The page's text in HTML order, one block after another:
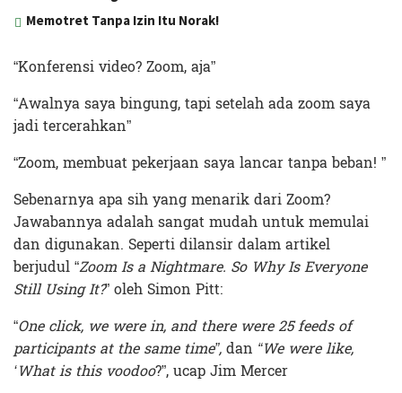
Memotret Tanpa Izin Itu Norak!
“Konferensi video? Zoom, aja”
“Awalnya saya bingung, tapi setelah ada zoom saya
jadi tercerahkan”
“Zoom, membuat pekerjaan saya lancar tanpa beban! ”
Sebenarnya apa sih yang menarik dari Zoom?
Jawabannya adalah sangat mudah untuk memulai
dan digunakan. Seperti dilansir dalam artikel
berjudul “Zoom Is a Nightmare. So Why Is Everyone
Still Using It?” oleh Simon Pitt:
“One click, we were in, and there were 25 feeds of
participants at the same time”,dan “We were like,
‘What is this voodoo?”, ucap Jim Mercer